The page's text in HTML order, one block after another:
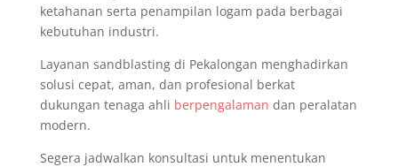
ketahanan serta penampilan logam pada berbagai
kebutuhan industri.
Layanan sandblasting di Pekalongan menghadirkan
solusi cepat, aman, dan profesional berkat
dukungan tenaga ahli berpengalaman dan peralatan
modern.
Segera jadwalkan konsultasi untuk menentukan